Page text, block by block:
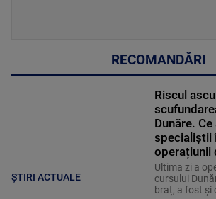
RECOMANDĂRI
ȘTIRI ACTUALE
Riscul
Dunăre.
specialiștii
operațiunii
Ultima zi a
cursului
braț, a fost și